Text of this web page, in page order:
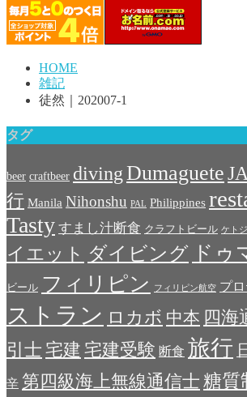
HOME
雑記
徒然｜202007-1
タグ
beer craftbeer divingDumaguete
行 Manila Nihonshu PAL Philippines
Tasty すまし汁断食 クラフトビール ケト
イエット ダイビング ドゥ
ビール フィリピン フィリピン航空 プ
ストラン ロカボ 中本 四海
引士 宅建 宅建受験 断食 旅行
辛 第四級海上無線通信士 糖質